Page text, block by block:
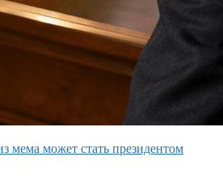
мема может стать президентом